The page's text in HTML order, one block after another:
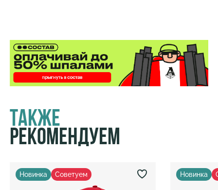
Также
Рекомендуем
Новинка Советуем Новинка